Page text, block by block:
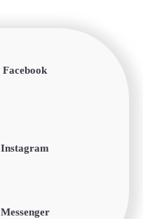
Facebook
Instagram
Messenger